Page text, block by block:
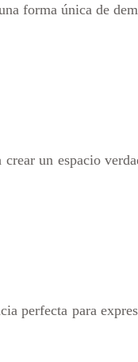
forma única de
un espacio
perfecta para